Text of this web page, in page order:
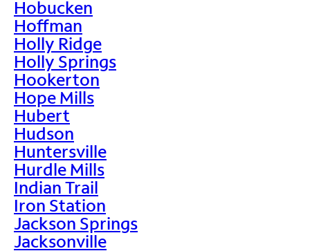
Hobucken
Hoffman
Holly Ridge
Holly Springs
Hookerton
Hope Mills
Hubert
Hudson
Huntersville
Hurdle Mills
Indian Trail
Iron Station
Jackson Springs
Jacksonville